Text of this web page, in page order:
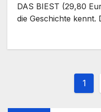
DAS BIEST (29,80
die Geschichte kennt.
1